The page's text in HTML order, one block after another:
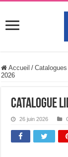
Accueil / Catalogues
2026
Catalogue
26 juin 2026